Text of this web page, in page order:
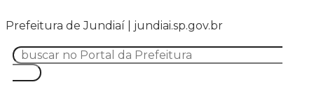
Prefeitura de Jundiaí | jundiai.sp.gov.br